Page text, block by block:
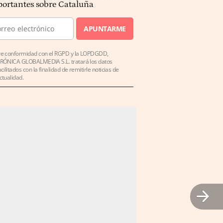
sobre Cataluña
APUNTARME
conformidad con el RGPD y la LOPDGDD,
GLOBALMEDIA S.L. tratará los datos
con la finalidad de remitirle noticias de